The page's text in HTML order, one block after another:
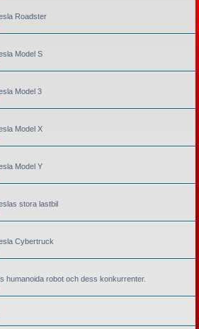
Roadster
Model S
Model 3
Model X
Model Y
stora lastbil
Cybertruck
humanoida robot och dess konkurrenter.